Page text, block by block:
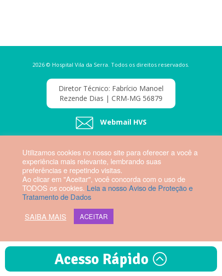
Utilizamos cookies no nosso site para oferecer a você a
experiência mais relevante, lembrando suas
preferências e repetindo visitas.
Ao clicar em "Aceitar", você concorda com o uso de
TODOS os cookies. Leia a nosso Aviso de Proteção e
Tratamento de Dados
SAIBA MAIS
ACEITAR
2026 © Hospital Vila da Serra. Todos os direitos reservados.
Diretor Técnico: Fabrício Manoel
Rezende Dias | CRM-MG 56879
Webmail HVS
Acesso Rápido